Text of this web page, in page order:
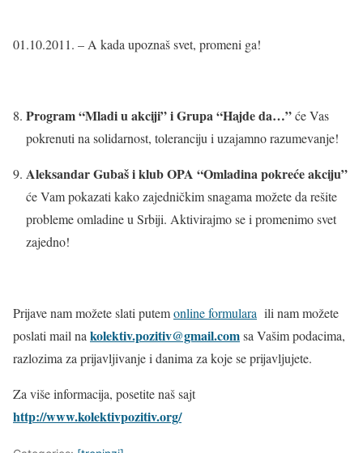
01.10.2011. – A kada upoznaš svet, promeni ga!
Program “Mladi u akciji” i Grupa “Hajde da…”će Vas
pokrenuti na solidarnost, toleranciju i uzajamno razumevanje!
Aleksandar Gubaš i klub OPA “Omladina pokreće akciju”
će Vam pokazati kako zajedničkim snagama možete da rešite
probleme omladine u Srbiji. Aktivirajmo se i promenimo svet
zajedno!
Prijave nam možete slati putemonline formulara ili nam možete
poslati mail na kolektiv.pozitiv@gmail.comsa Vašim podacima,
razlozima za prijavljivanje i danima za koje se prijavljujete.
Za više informacija, posetite naš sajt
http://www.kolektivpozitiv.org/